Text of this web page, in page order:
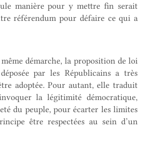
manière pour y mettre fin serait
référendum pour défaire ce qui a
démarche, la proposition de loi
par les Républicains a très
adoptée. Pour autant, elle traduit
la légitimité démocratique,
du peuple, pour écarter les limites
être respectées au sein d’un